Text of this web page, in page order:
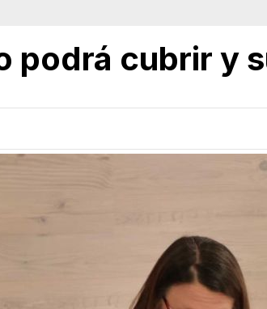
podrá cubrir y